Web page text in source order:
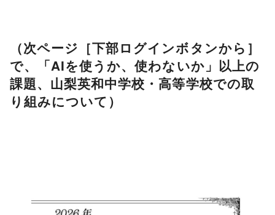
（次ページ［下部ログインボタンから］
で、「AIを使うか、使わないか」以上の
課題、山梨英和中学校・高等学校での取
り組みについて）